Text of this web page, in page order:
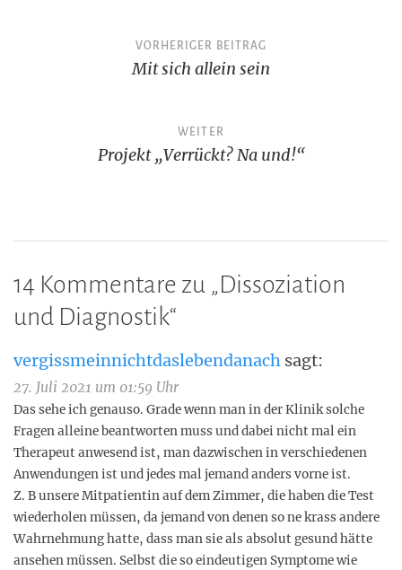
Beitragsnavigation
VORHERIGER BEITRAG
Mit sich allein sein
WEITER
Projekt „Verrückt? Na und!“
14 Kommentare zu „Dissoziation
und Diagnostik“
vergissmeinnichtdaslebendanach sagt:
27. Juli 2021 um 01:59 Uhr
Das sehe ich genauso. Grade wenn man in der Klinik solche
Fragen alleine beantworten muss und dabei nicht mal ein
Therapeut anwesend ist, man dazwischen in verschiedenen
Anwendungen ist und jedes mal jemand anders vorne ist.
Z. B unsere Mitpatientin auf dem Zimmer, die haben die Test
wiederholen müssen, da jemand von denen so ne krass andere
Wahrnehmung hatte, dass man sie als absolut gesund hätte
ansehen müssen. Selbst die so eindeutigen Symptome wie